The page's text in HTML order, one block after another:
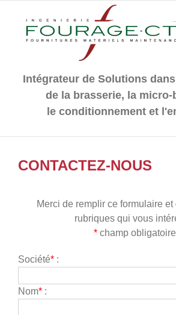
contenu
Intégrateur de Solutions
de la brasserie, la micro-
le conditionnement et
CONTACTEZ-NOUS
Merci de remplir ce formulaire
rubriques qui vous
*champ obligatoire
Société* :
Nom* :